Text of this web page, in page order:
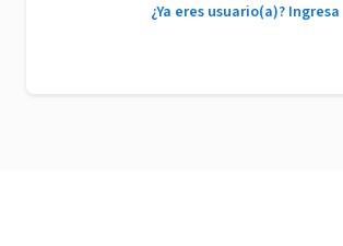
¿Ya eres usuario(a)? Ingresa